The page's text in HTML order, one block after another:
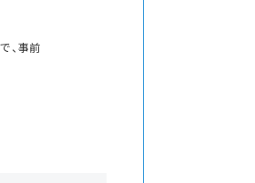
、事前